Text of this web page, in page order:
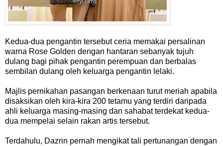
Kedua-dua pengantin tersebut ceria memakai persalinan
warna Rose Golden dengan hantaran sebanyak tujuh
dulang bagi pihak pengantin perempuan dan berbalas
sembilan dulang oleh keluarga pengantin lelaki.
Majlis pernikahan pasangan berkenaan turut meriah apabila
disaksikan oleh kira-kira 200 tetamu yang terdiri daripada
ahli keluarga masing-masing dan sahabat terdekat kedua-
dua mempelai selain rakan artis tersebut.
Terdahulu, Dazrin pernah mengikat tali pertunangan dengan